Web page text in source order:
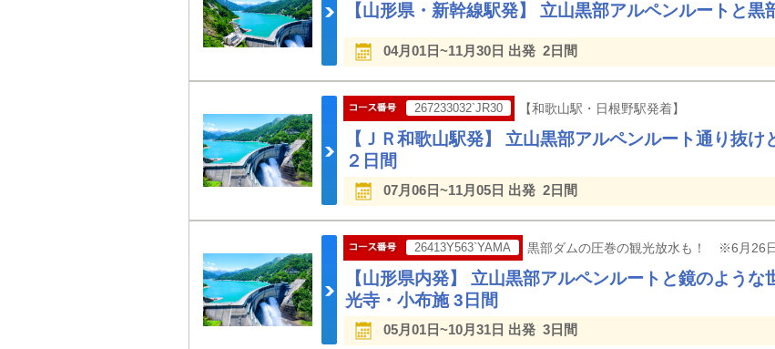
【山形県・新幹線駅発】 立山黒部アルペンルートと黒
04月01日~11月30日 出発 2日間
267233032`JR30 【和歌山駅・日根野駅発着】
【ＪＲ和歌山駅発】 立山黒部アルペンルート通り抜
２日間
07月06日~11月05日 出発 2日間
26413Y563`YAMA 黒部ダムの圧巻の観光放水も！ ※6月26
【山形県内発】 立山黒部アルペンルートと鏡のよう
光寺・小布施 3日間
05月01日~10月31日 出発 3日間